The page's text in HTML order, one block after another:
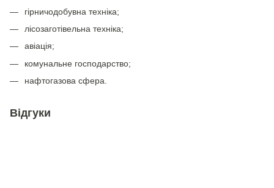
гірничодобувна техніка;
лісозаготівельна техніка;
авіація;
комунальне господарство;
нафтогазова сфера.
Відгуки